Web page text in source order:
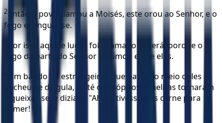
2
Então o povo clamou a Moisés, este orou ao Senhor, e o
fogo extinguiu-se.
Por isso aquele lugar foi chamado Taberá, porque o
fogo da parte do Senhor queimou entre eles.
Um bando de estrangeiros que havia no meio deles
encheu-se de gula, e até os próprios israelitas tornaram
a queixar-se, e diziam: "Ah, se tivéssemos carne para
comer!